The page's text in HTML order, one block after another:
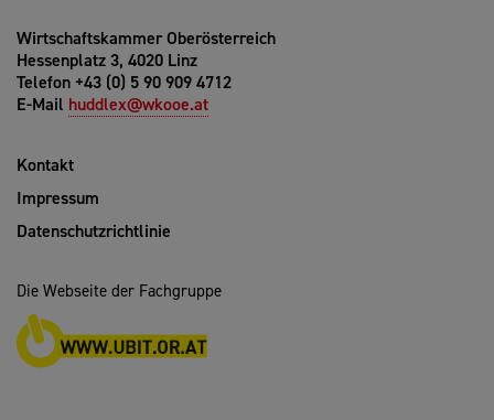
Wirtschaftskammer Oberösterreich
Hessenplatz 3, 4020 Linz
Telefon +43 (0) 5 90 909 4712
E-Mail huddlex@wkooe.at
Kontakt
Impressum
Datenschutzrichtlinie
Die Webseite der Fachgruppe